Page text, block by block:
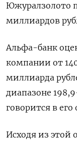
Южуралзолото
миллиардов
Альфа-банк
компании от
миллиарда
диапазоне
говорится в его
Исходя из